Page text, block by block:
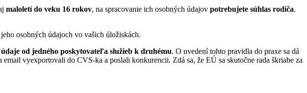
maloletí do veku 16 rokov, na spracovanie ich osobných údajov potrebujete súhlas rodiča.
osobných údajoch vo vašich úložiskách.
od jedného poskytovateľa služieb k druhému. O uvedení tohto pravidla do praxe sa dá
vyexportovali do CVS-ka a poslali konkurencii. Zdá sa, že EÚ sa skutočne rada škriabe za